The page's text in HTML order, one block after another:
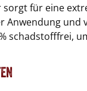
sorgt für eine
Anwendung
schadstofffrei,